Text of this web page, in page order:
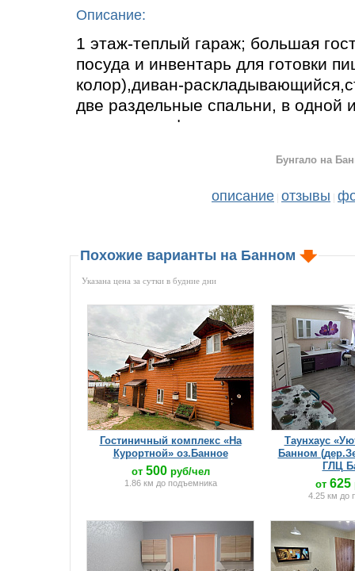
Описание:
1 этаж-теплый гараж; большая
посуда и инвентарь для готовки
колор),диван-
две раздельные спальни, в одной
кровать,шкаф для одежды с
раковиной. Уютно, чисто. Перед
мангальная зона.
Бунгало на
описание отзывы
Похожие варианты на Банном
Указана цена за сутки в будние дни
Гостиничный комплекс «На
Курортной» оз.Банное
от 500руб/чел
1.86 км до подъемника
Таунхаус
Банном
ГЛЦ
от 625
4.25 км до